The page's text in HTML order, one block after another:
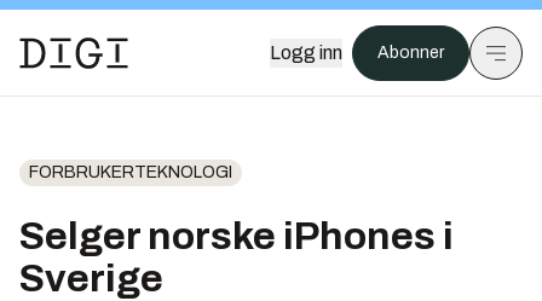
Logg inn Abonner
FORBRUKERTEKNOLOGI
Selger norske iPhones i
Sverige